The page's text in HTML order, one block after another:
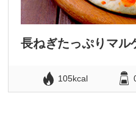
長ねぎたっぷりマル
105kcal